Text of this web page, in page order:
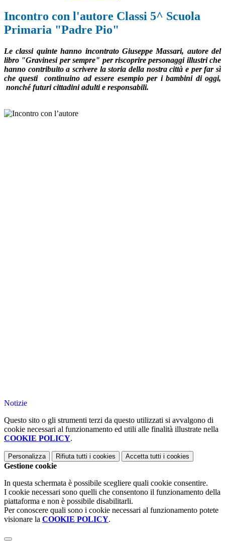
Incontro con l'autore Classi 5^ Scuola
Primaria "Padre Pio"
Le classi quinte hanno incontrato Giuseppe Massari, autore del
libro "Gravinesi per sempre" per riscoprire personaggi illustri che
hanno contribuito a scrivere la storia della nostra città e per far sì
che questi continuino ad essere esempio per i bambini di oggi,
nonché futuri cittadini adulti e responsabili.
Notizie
Questo sito o gli strumenti terzi da questo utilizzati si avvalgono di
cookie necessari al funzionamento ed utili alle finalità illustrate nella
COOKIE POLICY.
Personalizza Rifiuta tutti i cookies Accetta tutti i cookies
Gestione cookie
In questa schermata è possibile scegliere quali cookie consentire.
I cookie necessari sono quelli che consentono il funzionamento della
piattaforma e non è possibile disabilitarli.
Per conoscere quali sono i cookie necessari al funzionamento potete
visionare la COOKIE POLICY.